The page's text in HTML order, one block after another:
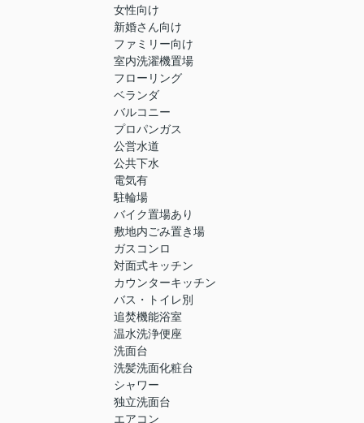
女性向け
新婚さん向け
ファミリー向け
室内洗濯機置場
フローリング
ベランダ
バルコニー
プロパンガス
公営水道
公共下水
電気有
駐輪場
バイク置場あり
敷地内ごみ置き場
ガスコンロ
対面式キッチン
カウンターキッチン
バス・トイレ別
追焚機能浴室
温水洗浄便座
洗面台
洗髪洗面化粧台
シャワー
独立洗面台
エアコン